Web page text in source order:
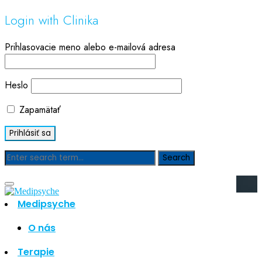
Login with Clinika
Prihlasovacie meno alebo e-mailová adresa
Heslo
Zapamätať
Medipsyche
O nás
Terapie
Blog
Hľadať
Najnovšie články